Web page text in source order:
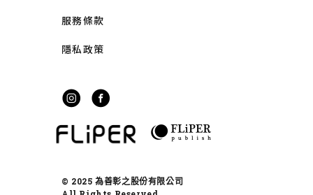
服務條款
隱私政策
© 2025 為善彰之股份有限公司